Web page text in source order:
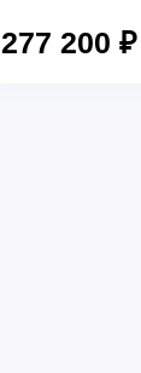
277 200 ₽